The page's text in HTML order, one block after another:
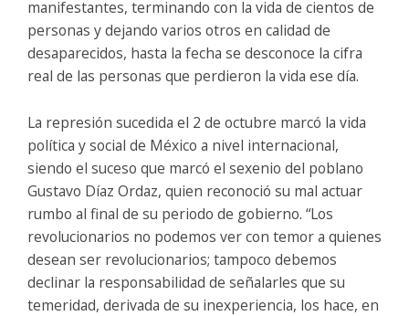
manifestantes, terminando con la vida de cientos de
personas y dejando varios otros en calidad de
desaparecidos, hasta la fecha se desconoce la cifra
real de las personas que perdieron la vida ese día.
La represión sucedida el 2 de octubre marcó la vida
política y social de México a nivel internacional,
siendo el suceso que marcó el sexenio del poblano
Gustavo Díaz Ordaz, quien reconoció su mal actuar
rumbo al final de su periodo de gobierno. “Los
revolucionarios no podemos ver con temor a quienes
desean ser revolucionarios; tampoco debemos
declinar la responsabilidad de señalarles que su
temeridad, derivada de su inexperiencia, los hace, en